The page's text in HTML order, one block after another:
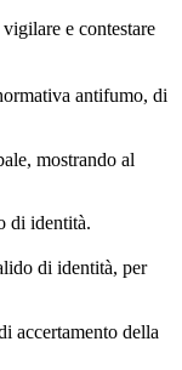
e contestare
antifumo, di
mostrando al
di identità.
di identità, per
accertamento della